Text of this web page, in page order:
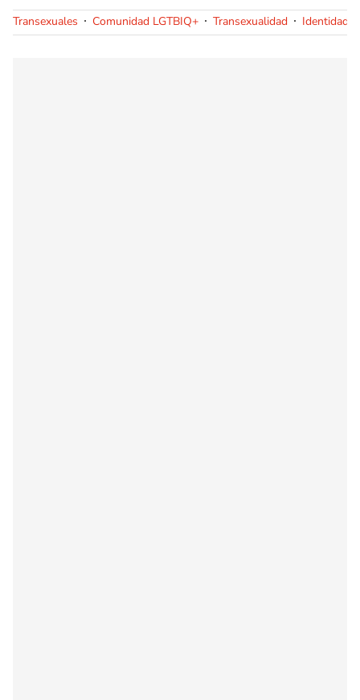
Transexuales Comunidad LGTBIQ+ Transexualidad Identidad